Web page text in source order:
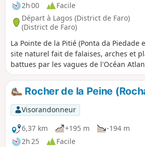
2h 00
Facile
Départ à Lagos (District de Faro)
(District de Faro)
La Pointe de la Pitié (Ponta da Piedade
site naturel fait de falaises, arches et
battues par les vagues de l'Océan
extraordinaire pour faire de belles
de journée. Cette balade vous fera
situé à quelques dizaines de minutes
Rocher de la Peine
Visorandonneur
6,37 km
+195 m
-194 m
2h 25
Facile